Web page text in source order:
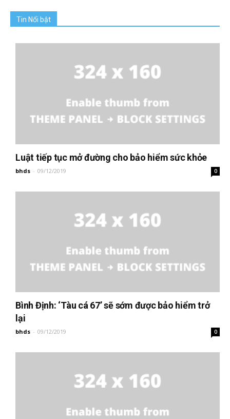
Tin Nổi bật
Luật tiếp tục mở đường cho bảo hiểm sức khỏe
bhds - 09/12/2019 0
Bình Định: ‘Tàu cá 67’ sẽ sớm được bảo hiểm trở
lại
bhds - 09/12/2019 0